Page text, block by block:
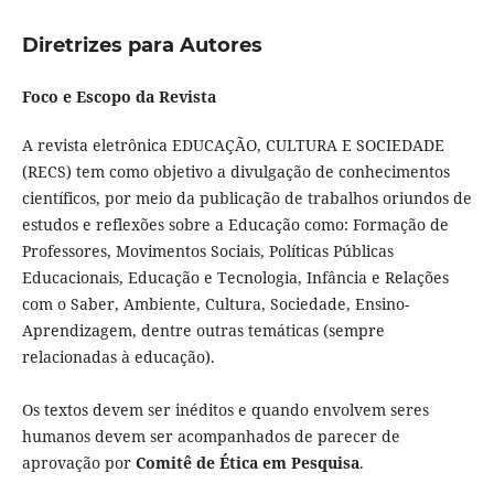
Diretrizes para Autores
Foco e Escopo da Revista
A revista eletrônica EDUCAÇÃO, CULTURA E SOCIEDADE
(RECS) tem como objetivo a divulgação de conhecimentos
científicos, por meio da publicação de trabalhos oriundos de
estudos e reflexões sobre a Educação como: Formação de
Professores, Movimentos Sociais, Políticas Públicas
Educacionais, Educação e Tecnologia, Infância e Relações
com o Saber, Ambiente, Cultura, Sociedade, Ensino-
Aprendizagem, dentre outras temáticas (sempre
relacionadas à educação).
Os textos devem ser inéditos e quando envolvem seres
humanos devem ser acompanhados de parecer de
aprovação por Comitê de Ética em Pesquisa.